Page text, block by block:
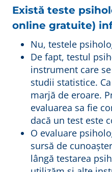
Există teste
online gratuite)
Nu, testele
De fapt, testul
instrument care
studii statistice.
marjă de eroare.
evaluarea sa fie
dacă un test este
O evaluare
sursă de
lângă testarea